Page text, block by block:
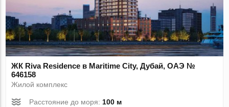
ЖК Riva Residence в Maritime City, Дубай, ОАЭ №
646158
Жилой комплекс
Расстояние до моря:100 м